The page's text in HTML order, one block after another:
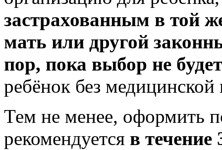
застрахованным в той
мать или другой
пор, пока выбор не
ребёнок без
Тем не менее, оформить
рекомендуется в течение